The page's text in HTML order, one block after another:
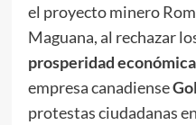
el proyecto minero
Maguana, al rechazar
prosperidad económica
empresa canadiense
protestas ciudadanas